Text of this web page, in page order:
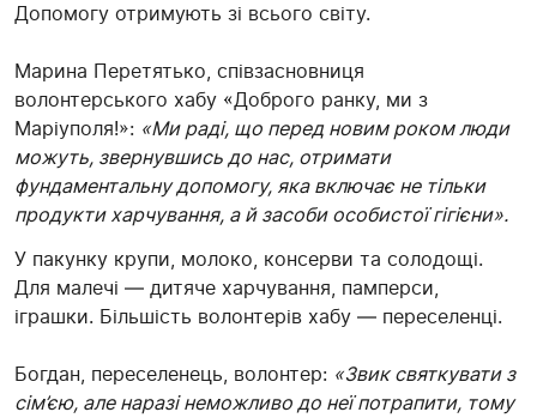
Допомогу отримують зі всього світу.
Марина Перетятько, співзасновниця
волонтерського хабу «Доброго ранку, ми з
Маріуполя!»: «Ми раді, що перед новим роком люди
можуть, звернувшись до нас, отримати
фундаментальну допомогу, яка включає не тільки
продукти харчування, а й засоби особистої гігієни».
У пакунку крупи, молоко, консерви та солодощі.
Для малечі — дитяче харчування, памперси,
іграшки. Більшість волонтерів хабу — переселенці.
Богдан, переселенець, волонтер: «Звик святкувати з
сім’єю, але наразі неможливо до неї потрапити, тому